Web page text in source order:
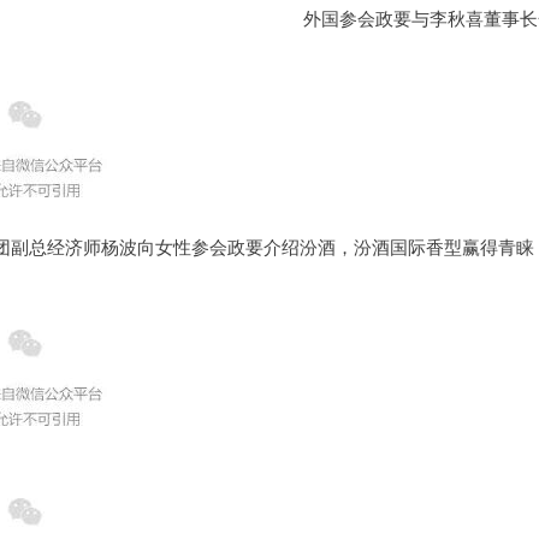
外国参会政要与李秋喜董事
副总经济师杨波向女性参会政要介绍汾酒， 汾酒国际香型赢得青睐